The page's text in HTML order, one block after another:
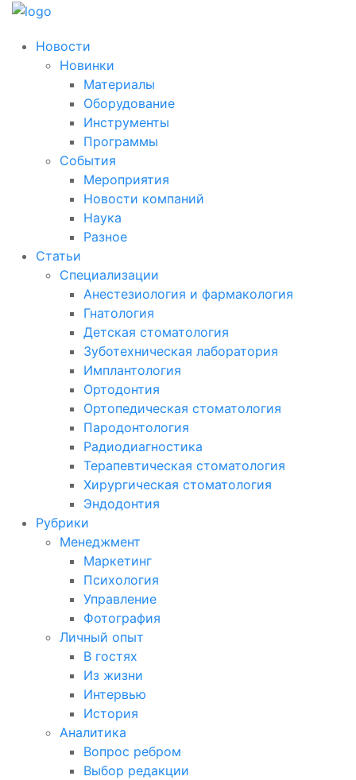
Новости
Новинки
Материалы
Оборудование
Инструменты
Программы
События
Мероприятия
Новости компаний
Наука
Разное
Статьи
Специализации
Анестезиология и фармакология
Гнатология
Детская стоматология
Зуботехническая лаборатория
Имплантология
Ортодонтия
Ортопедическая стоматология
Пародонтология
Радиодиагностика
Терапевтическая стоматология
Хирургическая стоматология
Эндодонтия
Рубрики
Менеджмент
Маркетинг
Психология
Управление
Фотография
Личный опыт
В гостях
Из жизни
Интервью
История
Аналитика
Вопрос ребром
Выбор редакции